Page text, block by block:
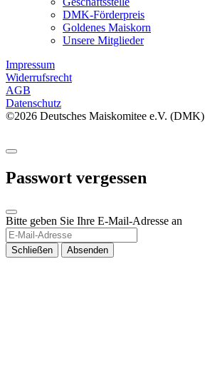
DMK-Förderpreis
Goldenes Maiskorn
Unsere Mitglieder
Impressum
Widerrufsrecht
AGB
Datenschutz
©2026 Deutsches Maiskomitee e.V. (DMK)
Passwort vergessen
Bitte geben Sie Ihre E-Mail-Adresse an
Schließen Absenden